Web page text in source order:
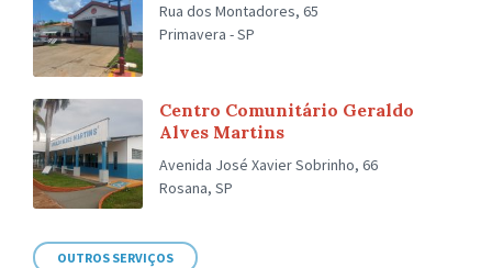
Rua dos Montadores, 65
Primavera - SP
Centro Comunitário Geraldo
Alves Martins
Avenida José Xavier Sobrinho, 66
Rosana, SP
OUTROS SERVIÇOS